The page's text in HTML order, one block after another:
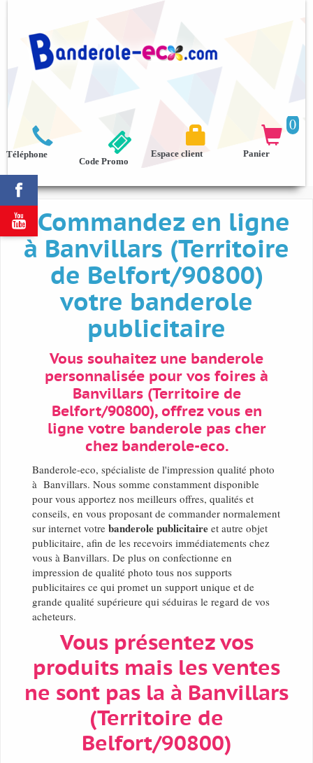



Téléphone
0

Panier

Espace client
Code Promo
Commandez en ligne
à Banvillars (Territoire
de Belfort/90800)
votre banderole
publicitaire
Vous souhaitez une banderole
personnalisée pour vos foires à
Banvillars (Territoire de
Belfort/90800), offrez vous en
ligne votre banderole pas cher
chez banderole-eco.
Banderole-eco, spécialiste de l'impression qualité photo
à Banvillars. Nous somme constamment disponible
pour vous apportez nos meilleurs offres, qualités et
conseils, en vous proposant de commander normalement
sur internet votre banderole publicitaire et autre objet
publicitaire, afin de les recevoirs immédiatements chez
vous à Banvillars. De plus on confectionne en
impression de qualité photo tous nos supports
publicitaires ce qui promet un support unique et de
grande qualité supérieure qui séduiras le regard de vos
acheteurs.
Vous présentez vos
produits mais les ventes
ne sont pas la à Banvillars
(Territoire de
Belfort/90800)